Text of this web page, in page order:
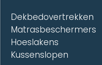
Dekbedovertrekken
Matrasbeschermers
Hoeslakens
Kussenslopen